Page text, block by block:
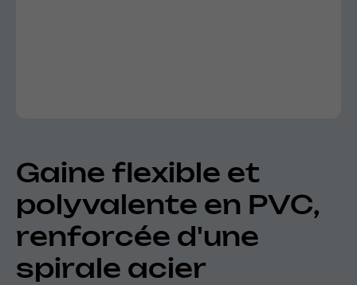
Gaine flexible et
polyvalente en PVC,
renforcée d'une
spirale acier